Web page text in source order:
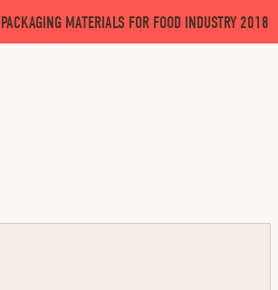
PACKAGING MATERIALS FOR FOOD INDUSTRY 2018